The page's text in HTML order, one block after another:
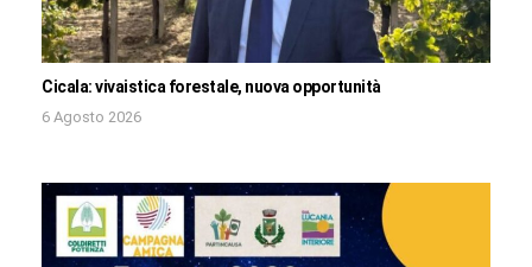
Cicala: vivaistica forestale, nuova opportunità
6 Agosto 2026